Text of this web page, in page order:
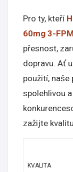
Pro ty, kteří
60mg 3-
přesnost,
dopravu. Ať
použití, naše
spolehlivou
zažijte
KVALITA